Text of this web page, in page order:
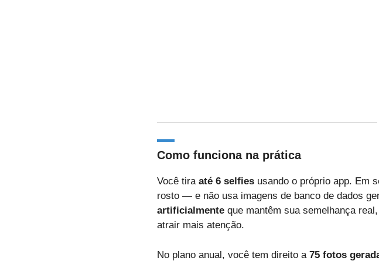
Como funciona na prática
Você tira até 6 selfies usando o próprio app. Em
rosto — e não usa imagens de banco de dados
artificialmente que mantêm sua semelhança
atrair mais atenção.
No plano anual, você tem direito a 75 fotos